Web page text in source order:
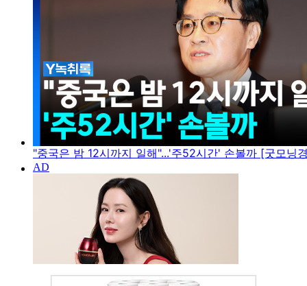
"중국은 밤 12시까지 일해"...'주52시간' 손볼까 [굿모닝